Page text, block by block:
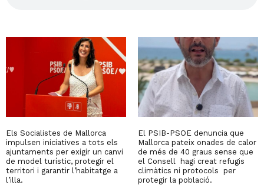
Els Socialistes de Mallorca
impulsen iniciatives a tots els
ajuntaments per exigir un canvi
de model turístic, protegir el
territori i garantir l’habitatge a
l’illa.
El PSIB-PSOE denuncia que
Mallorca pateix onades de calor
de més de 40 graus sense que
el Consell hagi creat refugis
climàtics ni protocols per
protegir la població.